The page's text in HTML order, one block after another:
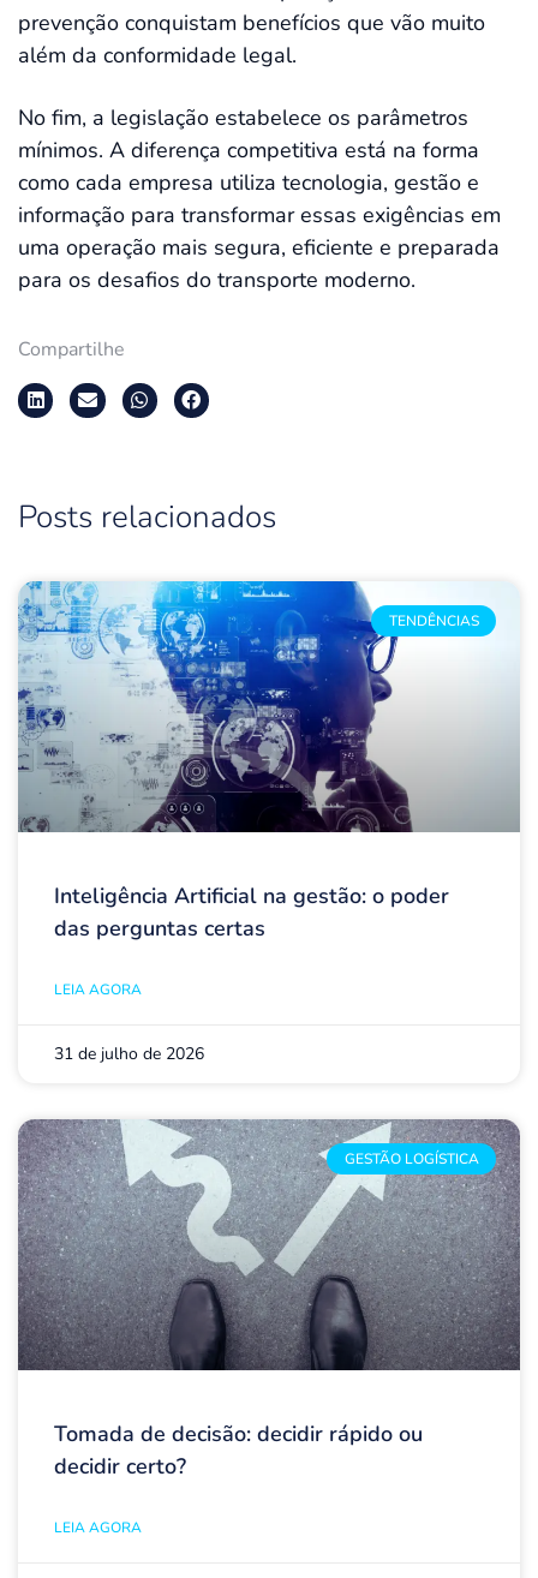
prevenção conquistam benefícios que vão muito
além da conformidade legal.
No fim, a legislação estabelece os parâmetros
mínimos. A diferença competitiva está na forma
como cada empresa utiliza tecnologia, gestão e
informação para transformar essas exigências em
uma operação mais segura, eficiente e preparada
para os desafios do transporte moderno.
Compartilhe
Posts relacionados
TENDÊNCIAS
Inteligência Artificial na gestão: o poder
das perguntas certas
LEIA AGORA
31 de julho de 2026
GESTÃO LOGÍSTICA
Tomada de decisão: decidir rápido ou
decidir certo?
LEIA AGORA